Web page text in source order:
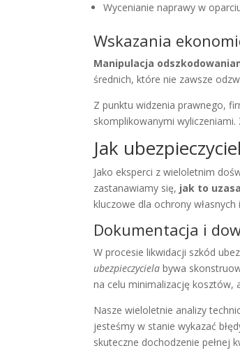
Wycenianie naprawy w
Wskazania
Manipulacja
średnich, które nie zawsze
Z punktu widzenia prawnego,
skomplikowanymi
Jak
Jako eksperci z wieloletnim
zastanawiamy się, jak to
kluczowe dla ochrony
Dokumentacja i
W procesie likwidacji szkód
ubezpieczyciela bywa
na celu minimalizację kosztów,
Nasze wieloletnie analizy
jesteśmy w stanie wykazać
skuteczne dochodzenie pełnej